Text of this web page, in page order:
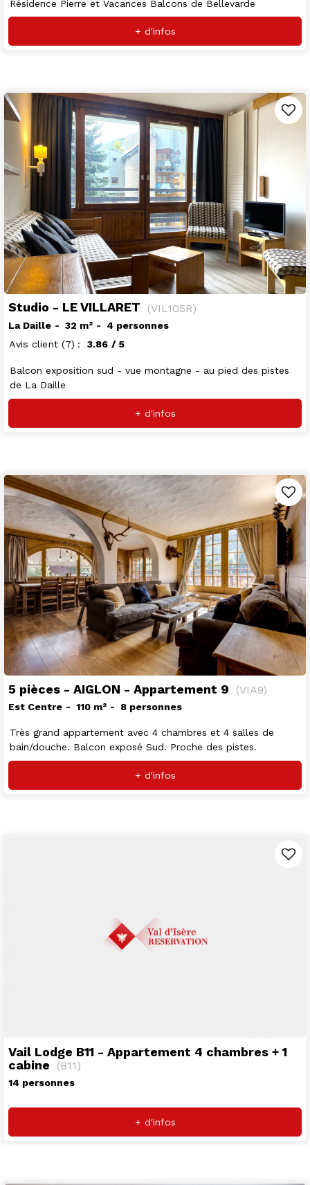
Résidence Pierre et Vacances Balcons de Bellevarde
+ d'infos
Studio - LE VILLARET (VIL105R)
La Daille 32 m²
4 personnes
Avis client (7) 3.86 / 5
Balcon exposition sud - vue montagne - au pied des pistes
de La Daille
+ d'infos
5 pièces - AIGLON - Appartement 9 (VIA9)
Est Centre 110 m² 8 personnes
Très grand appartement avec 4 chambres et 4 salles de
bain/douche. Balcon exposé Sud. Proche des pistes.
+ d'infos
Vail Lodge B11 - Appartement 4 chambres + 1
cabine
(B11)
14 personnes
+ d'infos